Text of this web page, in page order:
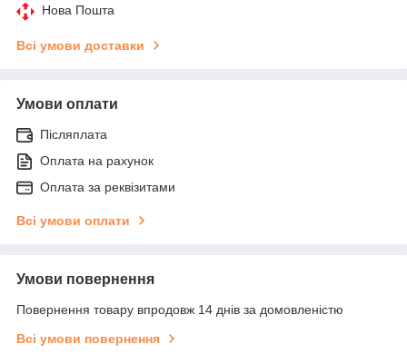
Нова Пошта
Всі умови доставки
Умови оплати
Післяплата
Оплата на рахунок
Оплата за реквізитами
Всі умови оплати
Умови повернення
Повернення товару впродовж 14 днів за домовленістю
Всі умови повернення